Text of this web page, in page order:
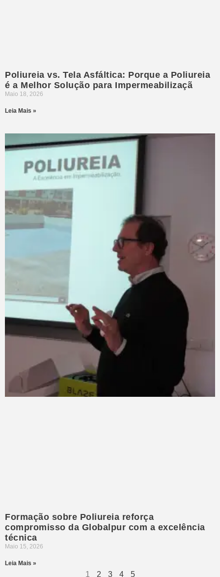
Poliureia vs. Tela Asfáltica: Porque a Poliureia
é a Melhor Solução para Impermeabilizaçã
Maio 18, 2026
Leia Mais »
Formação sobre Poliureia reforça
compromisso da Globalpur com a excelência
técnica
Maio 15, 2026
Leia Mais »
1 2 3 4 5